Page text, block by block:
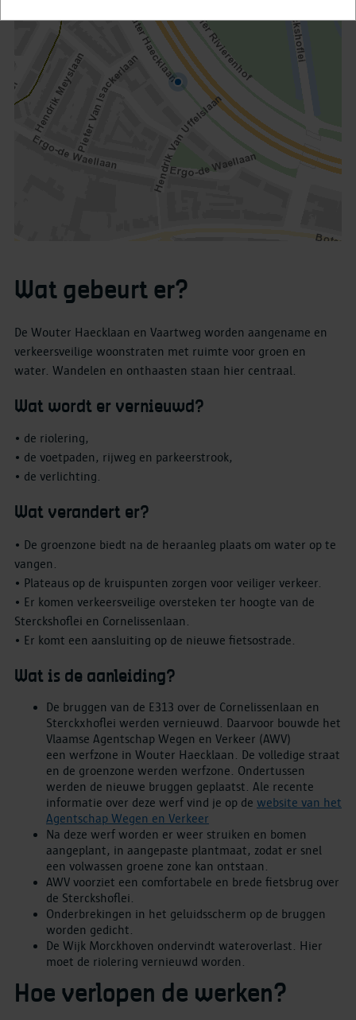
Wat gebeurt er?
De Wouter Haecklaan en Vaartweg worden aangename en
verkeersveilige woonstraten met ruimte voor groen en
water. Wandelen en onthaasten staan hier centraal.
Wat wordt er vernieuwd?
• de riolering,
• de voetpaden, rijweg en parkeerstrook,
• de verlichting.
Wat verandert er?
• De groenzone biedt na de heraanleg plaats om water op te
vangen.
• Plateaus op de kruispunten zorgen voor veiliger verkeer.
• Er komen verkeersveilige oversteken ter hoogte van de
Sterckshoflei en Cornelissenlaan.
• Er komt een aansluiting op de nieuwe fietsostrade.
Wat is de aanleiding?
De bruggen van de E313 over de Cornelissenlaan en
Sterckxhoflei werden vernieuwd. Daarvoor bouwde het
Vlaamse Agentschap Wegen en Verkeer (AWV)
een werfzone in Wouter Haecklaan. De volledige straat
en de groenzone werden werfzone. Ondertussen
werden de nieuwe bruggen geplaatst. Ale recente
informatie over deze werf vind je op de website van het
Agentschap Wegen en Verkeer
Na deze werf worden er weer struiken en bomen
aangeplant, in aangepaste plantmaat, zodat er snel
een volwassen groene zone kan ontstaan.
AWV voorziet een comfortabele en brede fietsbrug over
de Sterckshoflei.
Onderbrekingen in het geluidsscherm op de bruggen
worden gedicht.
De Wijk Morckhoven ondervindt wateroverlast. Hier
moet de riolering vernieuwd worden.
Hoe verlopen de werken?